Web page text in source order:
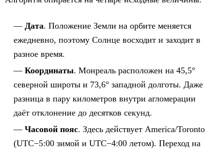
Дата. Положение Земли на орбите меняется
ежедневно, поэтому Солнце восходит и заходит в
разное время.
Координаты. Монреаль расположен на 45,5°
северной широты и 73,6° западной долготы. Даже
разница в пару километров внутри агломерации
даёт отклонение до десятков секунд.
Часовой пояс. Здесь действует America/Toronto
(UTC−5:00 зимой и UTC−4:00 летом). Переход на